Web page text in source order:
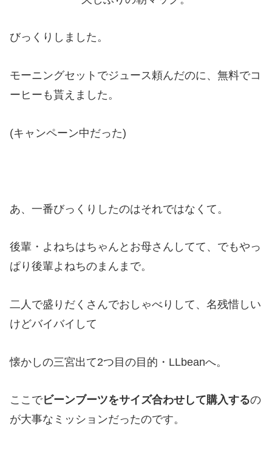
びっくりしました。
モーニングセットでジュース頼んだのに、無料でコ
ーヒーも貰えました。
(キャンペーン中だった)
あ、一番びっくりしたのはそれではなくて。
後輩・よねちはちゃんとお母さんしてて、でもやっ
ぱり後輩よねちのまんまで。
二人で盛りだくさんでおしゃべりして、名残惜しい
けどバイバイして
懐かしの三宮出て2つ目の目的・LLbeanへ。
ここでビーンブーツをサイズ合わせして購入するの
が大事なミッションだったのです。